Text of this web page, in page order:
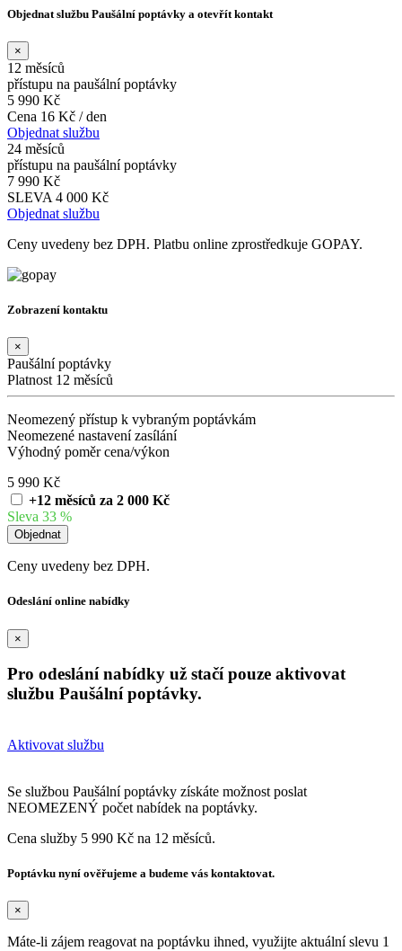
Objednat službu Paušální poptávky a otevřít kontakt
×
12 měsíců
přístupu na paušální poptávky
5 990 Kč
Cena 16 Kč / den
Objednat službu
24 měsíců
přístupu na paušální poptávky
7 990 Kč
SLEVA 4 000 Kč
Objednat službu
Ceny uvedeny bez DPH. Platbu online zprostředkuje GOPAY.
Zobrazení kontaktu
×
Paušální poptávky
Platnost 12 měsíců
Neomezený přístup k vybraným poptávkám
Neomezené nastavení zasílání
Výhodný poměr cena/výkon
5 990 Kč
+12 měsíců za 2 000 Kč
Sleva 33 %
Ceny uvedeny bez DPH.
Odeslání online nabídky
×
Pro odeslání nabídky už stačí pouze aktivovat
službu Paušální poptávky.
Aktivovat službu
Se službou Paušální poptávky získáte možnost poslat
NEOMEZENÝ počet nabídek na poptávky.
Cena služby 5 990 Kč na 12 měsíců.
Poptávku nyní ověřujeme a budeme vás kontaktovat.
×
Máte-li zájem reagovat na poptávku ihned, využijte aktuální slevu 1